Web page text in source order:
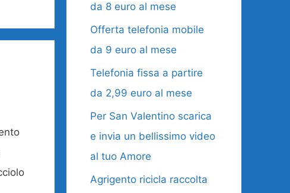
da 8 euro al mese
Offerta telefonia mobile
da 9 euro al mese
Telefonia fissa a partire
da 2,99 euro al mese
Per San Valentino scarica
e invia un bellissimo video
al tuo Amore
Agrigento ricicla raccolta